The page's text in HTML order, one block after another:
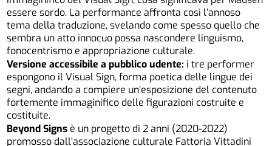
essere sordo. La performance affronta così l’annoso
tema della traduzione, svelando come spesso quello che
sembra un atto innocuo possa nascondere linguismo,
fonocentrismo e appropriazione culturale.
Versione accessibile a pubblico udente: i tre performer
espongono il Visual Sign, forma poetica delle lingue dei
segni, andando a compiere un’esposizione del contenuto
fortemente immaginifico delle figurazioni costruite e
costituite.
Beyond Signs è un progetto di 2 anni (2020-2022)
promosso dall’associazione culturale Fattoria Vittadini